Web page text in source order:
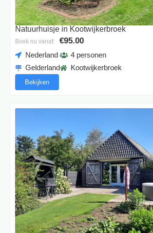
Natuurhuisje in Kootwijkerbroek
Boek nu vanaf: €95.00
Nederland
Gelderland
4 personen
Kootwijkerbroek
Bekijken